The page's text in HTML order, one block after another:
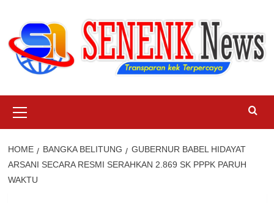
content
Menu
HOME BANGKA BELITUNG
GUBERNUR BABEL HIDAYAT
ARSANI SECARA RESMI SERAHKAN 2.869 SK PPPK PARUH
WAKTU